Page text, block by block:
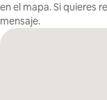
en el mapa. Si quieres
mensaje.